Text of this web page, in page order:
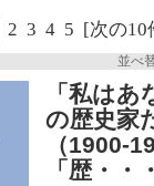
2 3 4 5 [次の10
並べ
「私は
の歴史家
（1900-
「歴・・